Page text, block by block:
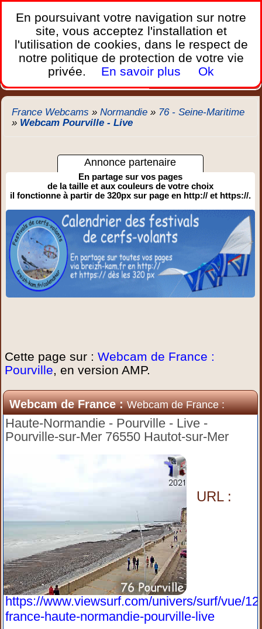
France Webcams,
Les webcams sur mobiles, portables et PC.
Home Bretagne Corse Plages Ports Montagnes
Trafic Chercher New
France Webcams »Normandie » 76 - Seine-Maritime
» Webcam Pourville - Live
Annonce partenaire
En partage sur vos pages
de la taille et aux couleurs de votre choix
il fonctionne à partir de 320px sur page en http:// et https://.
Cette page sur :Webcam de France :
Pourville, en version AMP.
Webcam de France :Webcam de France :
Pourville
Haute-Normandie - Pourville - Live -
Pourville-sur-Mer 76550 Hautot-sur-Mer
URL :
https://www.viewsurf.com/univers/surf/vue/
france-haute-normandie-pourville-live
En poursuivant votre navigation sur notre
site, vous acceptez l'installation et
l'utilisation de cookies, dans le respect de
notre politique de protection de votre vie
privée.
En savoir plus Ok